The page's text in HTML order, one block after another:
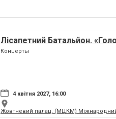
Лісапетний Батальйон.
Концерты
4 квітня 2027, 16:00
Жовтневий палац, (МЦКМ) Міжнародний